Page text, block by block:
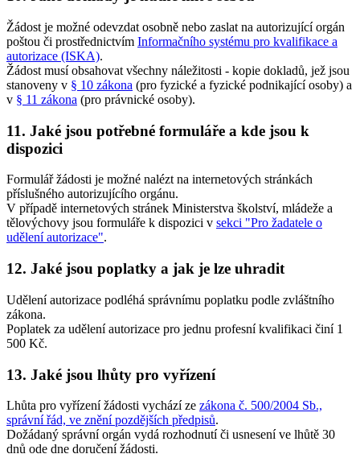
Žádost je možné odevzdat osobně nebo zaslat na autorizující orgán
poštou či prostřednictvím Informačního systému pro kvalifikace a
autorizace (ISKA).
Žádost musí obsahovat všechny náležitosti - kopie dokladů, jež jsou
stanoveny v § 10 zákona (pro fyzické a fyzické podnikající osoby) a
v § 11 zákona (pro právnické osoby).
11. Jaké jsou potřebné formuláře a kde jsou k
dispozici
Formulář žádosti je možné nalézt na internetových stránkách
příslušného autorizujícího orgánu.
V případě internetových stránek Ministerstva školství, mládeže a
tělovýchovy jsou formuláře k dispozici v sekci "Pro žadatele o
udělení autorizace".
12. Jaké jsou poplatky a jak je lze uhradit
Udělení autorizace podléhá správnímu poplatku podle zvláštního
zákona.
Poplatek za udělení autorizace pro jednu profesní kvalifikaci činí 1
500 Kč.
13. Jaké jsou lhůty pro vyřízení
Lhůta pro vyřízení žádosti vychází ze zákona č. 500/2004 Sb.,
správní řád, ve znění pozdějších předpisů.
Dožádaný správní orgán vydá rozhodnutí či usnesení ve lhůtě 30
dnů ode dne doručení žádosti.